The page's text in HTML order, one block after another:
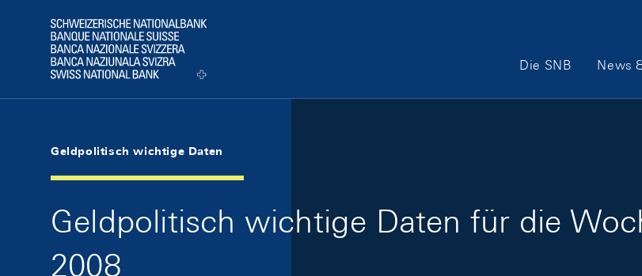
Logo
Hauptnavigation
Die SNB News
Geldpolitisch wichtige Daten
Geldpolitisch wichtige Daten für die
2008